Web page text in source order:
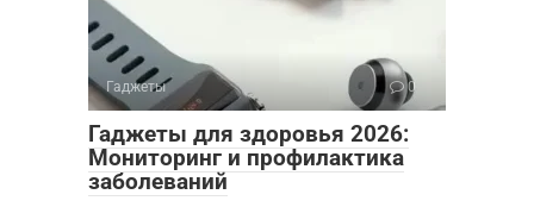
Гаджеты 0
Гаджеты для здоровья 2026:
Мониторинг и профилактика
заболеваний